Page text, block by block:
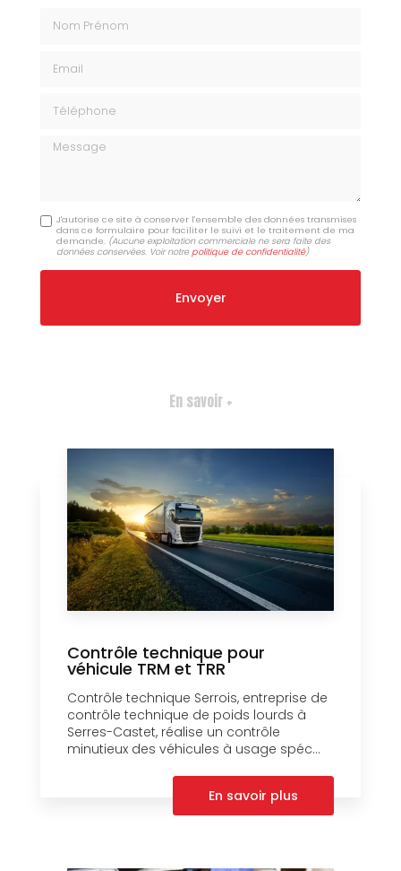
Message
J'autorise ce site à conserver l'ensemble des données transmises
dans ce formulaire pour faciliter le suivi et le traitement de ma
demande. (Aucune exploitation commerciale ne sera faite des
données conservées. Voir notrepolitique de confidentialité)
En savoir +
Contrôle technique pour
véhicule TRM et TRR
Contrôle technique Serrois, entreprise de
contrôle technique de poids lourds à
Serres-Castet, réalise un contrôle
minutieux des véhicules à usage spéc...
En savoir plus